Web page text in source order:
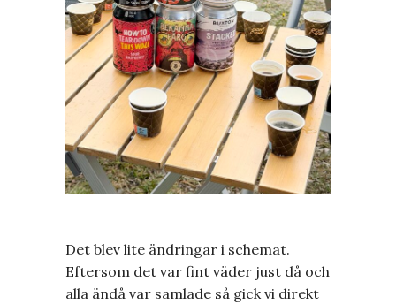
Det blev lite ändringar i schemat.
Eftersom det var fint väder just då och
alla ändå var samlade så gick vi direkt